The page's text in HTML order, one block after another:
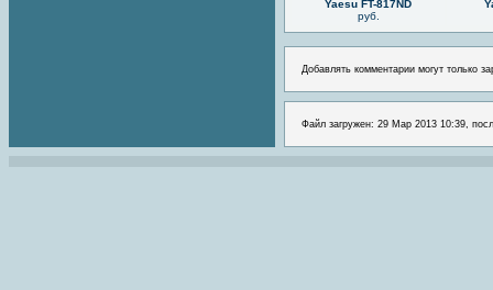
Yaesu FT-817ND
руб.
Добавлять комментарии могут только
Файл загружен: 29 Мар 2013 10:39,